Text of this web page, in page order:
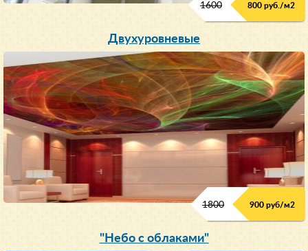
1600 800 руб./м2
Двухуровневые
1800 900 руб/м2
"Небо с облаками"